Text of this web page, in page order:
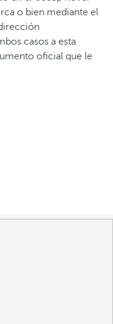
o bien mediante el
casos a esta
oficial que le